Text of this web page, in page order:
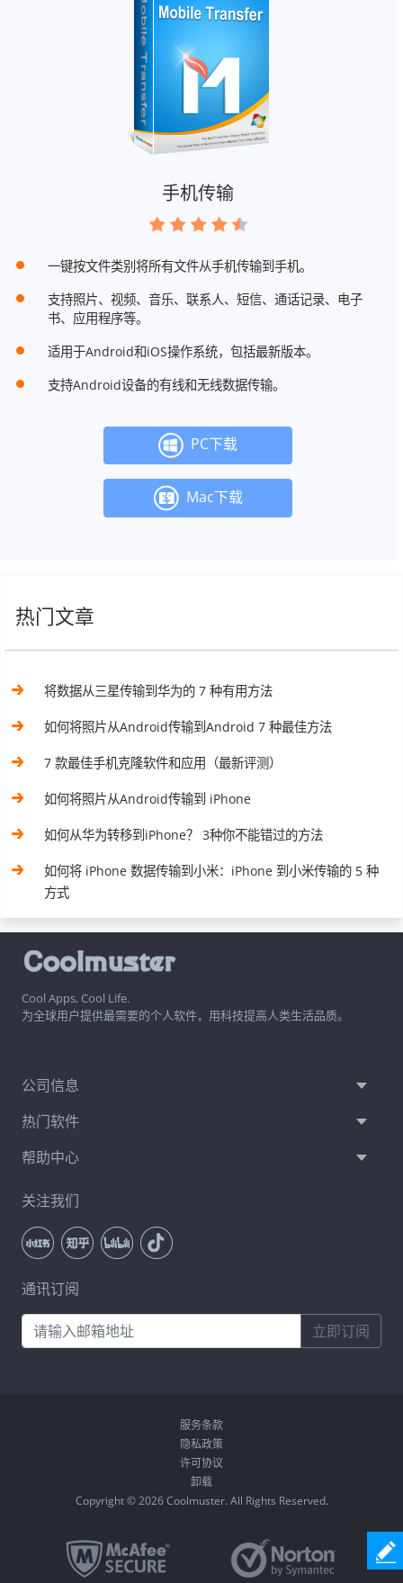
手机传输
一键按文件类别将所有文件从手机传输到手机。
支持照片、视频、音乐、联系人、短信、通话记录、电子
书、应用程序等。
适用于Android和iOS操作系统，包括最新版本。
支持Android设备的有线和无线数据传输。
PC下载
Mac下载
热门文章
将数据从三星传输到华为的 7 种有用方法
如何将照片从Android传输到Android 7 种最佳方法
7 款最佳手机克隆软件和应用（最新评测）
如何将照片从Android传输到 iPhone
如何从华为转移到iPhone？ 3种你不能错过的方法
如何将 iPhone 数据传输到小米：iPhone 到小米传输的 5 种
方式
Cool Apps, Cool Life.
为全球用户提供最需要的个人软件，用科技提高人类生活品质。
公司信息
热门软件
帮助中心
关注我们
通讯订阅
立即订阅
服务条款
隐私政策
许可协议
卸载
Copyright © 2026 Coolmuster. All Rights Reserved.